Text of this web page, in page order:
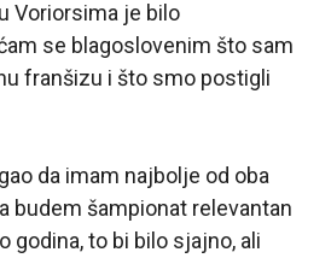
Voriorsima je bilo
se blagoslovenim što sam
franšizu i što smo postigli
da imam najbolje od oba
budem šampionat relevantan
godina, to bi bilo sjajno, ali